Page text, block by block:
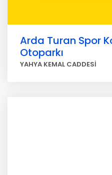
Arda Turan Spor
Otoparkı
YAHYA KEMAL CADDESİ